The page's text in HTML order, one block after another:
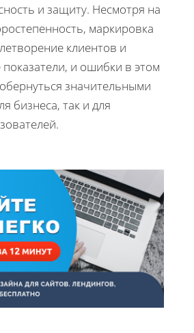
и защиту. Несмотря на
маркировка
клиентов и
и ошибки в этом
значительными
бизнеса, так и для